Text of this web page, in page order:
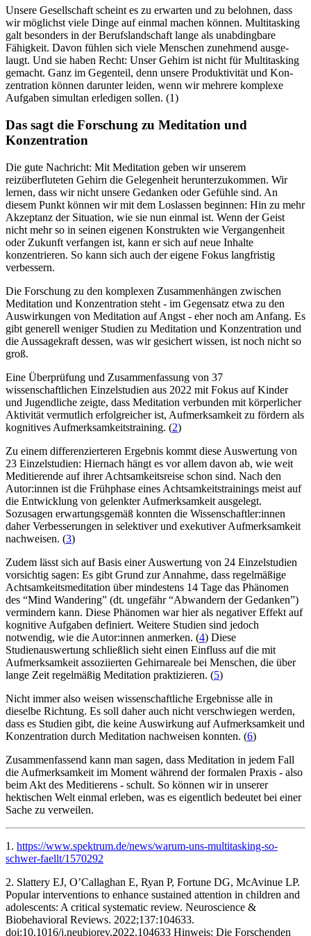
Unsere Gesellschaft scheint es zu erwarten und zu belohnen, dass
wir mög­lichst viele Dinge auf einmal machen können. Mul­ti­tas­king
galt besonders in der Berufs­land­schaft lange als unab­ding­bare
Fähig­keit. Davon fühlen sich viele Men­schen zuneh­mend aus­ge­
laugt. Und sie haben Recht: Unser Gehirn ist nicht für Mul­ti­tas­king
gemacht. Ganz im Gegen­teil, denn unsere Pro­duk­ti­vi­tät und Kon­
zen­tra­tion können dar­un­ter leiden, wenn wir meh­rere kom­plexe
Auf­ga­ben simul­tan erle­di­gen sollen. (1)
Das sagt die Forschung zu Meditation und
Konzentration
Die gute Nachricht: Mit Meditation geben wir unserem
reizüberfluteten Gehirn die Gelegenheit herunterzukommen. Wir
lernen, dass wir nicht unsere Gedanken oder Gefühle sind. An
diesem Punkt können wir mit dem Loslassen beginnen: Hin zu mehr
Akzeptanz der Situation, wie sie nun einmal ist. Wenn der Geist
nicht mehr so in seinen eigenen Konstrukten wie Vergangenheit
oder Zukunft verfangen ist, kann er sich auf neue Inhalte
konzentrieren. So kann sich auch der eigene Fokus langfristig
verbessern.
Die Forschung zu den komplexen Zusammenhängen zwischen
Meditation und Konzentration steht - im Gegensatz etwa zu den
Auswirkungen von Meditation auf Angst - eher noch am Anfang. Es
gibt generell weniger Studien zu Meditation und Konzentration und
die Aussagekraft dessen, was wir gesichert wissen, ist noch nicht so
groß.
Eine Überprüfung und Zusammenfassung von 37
wissenschaftlichen Einzelstudien aus 2022 mit Fokus auf Kinder
und Jugendliche zeigte, dass Meditation verbunden mit körperlicher
Aktivität vermutlich erfolgreicher ist, Aufmerksamkeit zu fördern als
kognitives Aufmerksamkeitstraining. (2)
Zu einem differenzierteren Ergebnis kommt diese Auswertung von
23 Einzelstudien: Hiernach hängt es vor allem davon ab, wie weit
Meditierende auf ihrer Achtsamkeitsreise schon sind. Nach den
Autor:innen ist die Frühphase eines Achtsamkeitstrainings meist auf
die Entwicklung von gelenkter Aufmerksamkeit ausgelegt.
Sozusagen erwartungsgemäß konnten die Wissenschaftler:innen
daher Verbesserungen in selektiver und exekutiver Aufmerksamkeit
nachweisen. (3)
Zudem lässt sich auf Basis einer Auswertung von 24 Einzelstudien
vorsichtig sagen: Es gibt Grund zur Annahme, dass regelmäßige
Achtsamkeitsmeditation über mindestens 14 Tage das Phänomen
des “Mind Wandering” (dt. ungefähr “Abwandern der Gedanken”)
vermindern kann. Diese Phänomen war hier als negativer Effekt auf
kognitive Aufgaben definiert. Weitere Studien sind jedoch
notwendig, wie die Autor:innen anmerken. (4) Diese
Studienauswertung schließlich sieht einen Einfluss auf die mit
Aufmerksamkeit assoziierten Gehirnareale bei Menschen, die über
lange Zeit regelmäßig Meditation praktizieren. (5)
Nicht immer also weisen wissenschaftliche Ergebnisse alle in
dieselbe Richtung. Es soll daher auch nicht verschwiegen werden,
dass es Studien gibt, die keine Auswirkung auf Aufmerksamkeit und
Konzentration durch Meditation nachweisen konnten. (6)
Zusammenfassend kann man sagen, dass Meditation in jedem Fall
die Aufmerksamkeit im Moment während der formalen Praxis - also
beim Akt des Meditierens - schult. So können wir in unserer
hektischen Welt einmal erleben, was es eigentlich bedeutet bei einer
Sache zu verweilen.
1. https://www.spektrum.de/news/warum-uns-multitasking-so-
schwer-faellt/1570292
2. Slattery EJ, O’Callaghan E, Ryan P, Fortune DG, McAvinue LP.
Popular interventions to enhance sustained attention in children and
adolescents: A critical systematic review. Neuroscience &
Biobehavioral Reviews. 2022;137:104633.
doi:10.1016/j.neubiorev.2022.104633 ‌Hinweis: Die Forschenden